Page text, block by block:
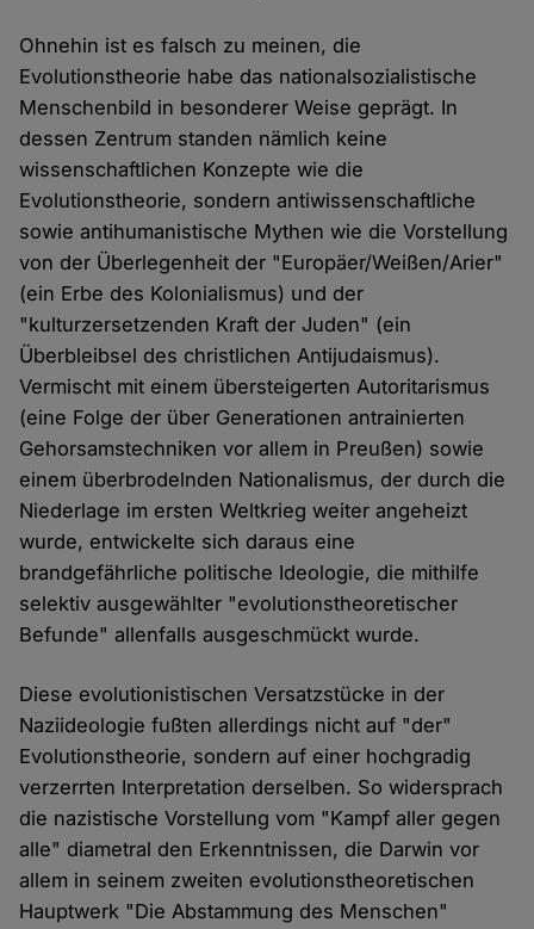
Ohnehin ist es falsch zu meinen, die
Evolutionstheorie habe das nationalsozialistische
Menschenbild in besonderer Weise geprägt. In
dessen Zentrum standen nämlich keine
wissenschaftlichen Konzepte wie die
Evolutionstheorie, sondern antiwissenschaftliche
sowie antihumanistische Mythen wie die Vorstellung
von der Überlegenheit der "Europäer/Weißen/Arier"
(ein Erbe des Kolonialismus) und der
"kulturzersetzenden Kraft der Juden" (ein
Überbleibsel des christlichen Antijudaismus).
Vermischt mit einem übersteigerten Autoritarismus
(eine Folge der über Generationen antrainierten
Gehorsamstechniken vor allem in Preußen) sowie
einem überbrodelnden Nationalismus, der durch die
Niederlage im ersten Weltkrieg weiter angeheizt
wurde, entwickelte sich daraus eine
brandgefährliche politische Ideologie, die mithilfe
selektiv ausgewählter "evolutionstheoretischer
Befunde" allenfalls ausgeschmückt wurde.
Diese evolutionistischen Versatzstücke in der
Naziideologie fußten allerdings nicht auf "der"
Evolutionstheorie, sondern auf einer hochgradig
verzerrten Interpretation derselben. So widersprach
die nazistische Vorstellung vom "Kampf aller gegen
alle" diametral den Erkenntnissen, die Darwin vor
allem in seinem zweiten evolutionstheoretischen
Hauptwerk "Die Abstammung des Menschen"